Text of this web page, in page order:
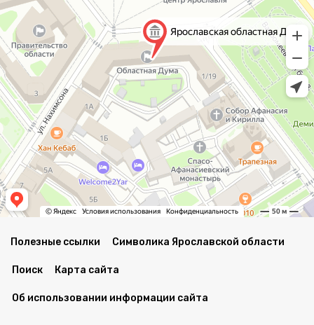
Полезные ссылки Символика Ярославской области
Поиск Карта сайта
Об использовании информации сайта